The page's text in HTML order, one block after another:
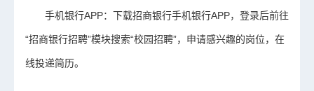
手机银行APP： 下载招商银行手机银行APP，登录后前往
“招商银行招聘”模块搜索“校园招聘”，申请感兴趣的岗位，在
线投递简历。